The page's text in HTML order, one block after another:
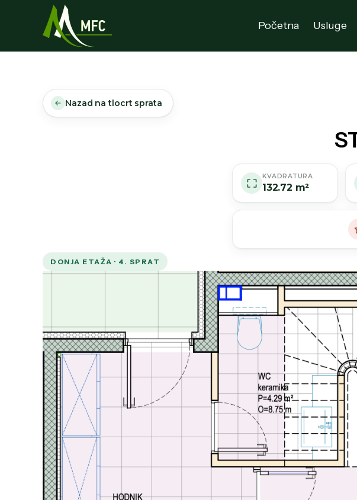
Početna Usluge
Nazad na tlocrt sprata
KVADRATURA
132.72 m²
DONJA ETAŽA · 4. SPRAT